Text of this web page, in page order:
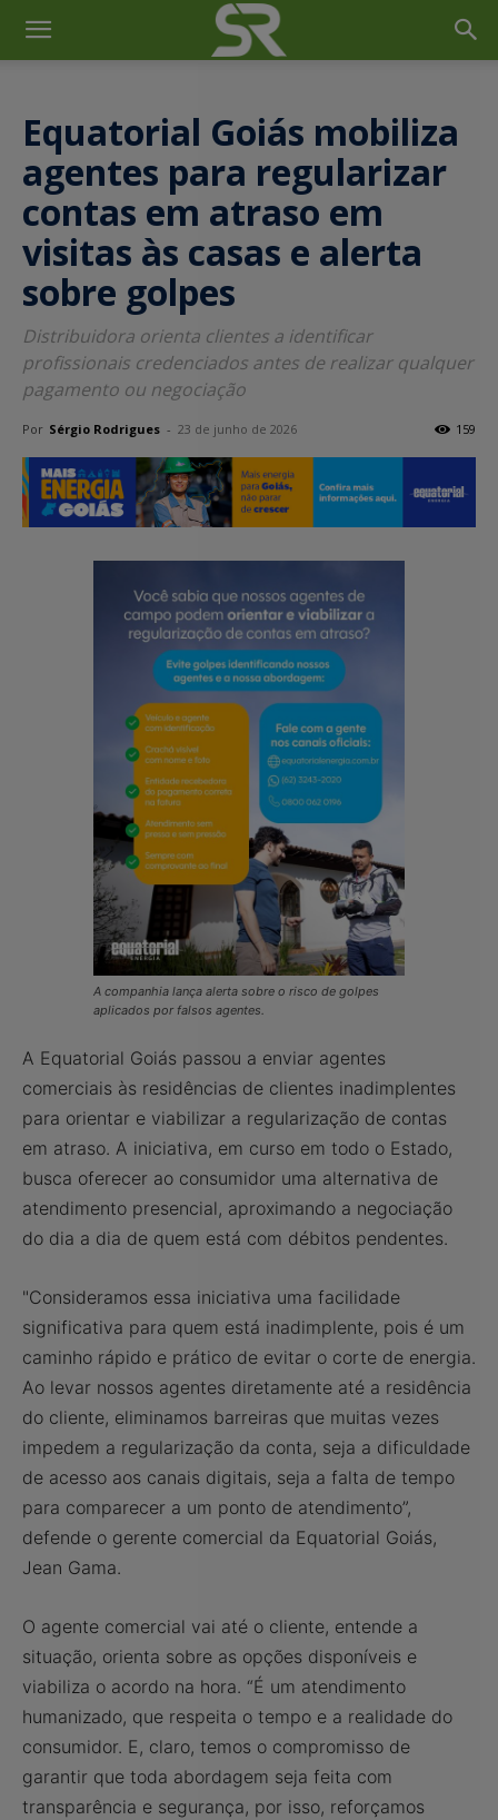
Equatorial Goiás mobiliza
agentes para regularizar
contas em atraso em
visitas às casas e alerta
sobre golpes
Distribuidora orienta clientes a identificar
profissionais credenciados antes de realizar qualquer
pagamento ou negociação
Por Sérgio Rodrigues - 23 de junho de 2026 159
A companhia lança alerta sobre o risco de golpes
aplicados por falsos agentes.
A Equatorial Goiás passou a enviar agentes
comerciais às residências de clientes inadimplentes
para orientar e viabilizar a regularização de contas
em atraso. A iniciativa, em curso em todo o Estado,
busca oferecer ao consumidor uma alternativa de
atendimento presencial, aproximando a negociação
do dia a dia de quem está com débitos pendentes.
"Consideramos essa iniciativa uma facilidade
significativa para quem está inadimplente, pois é um
caminho rápido e prático de evitar o corte de energia.
Ao levar nossos agentes diretamente até a residência
do cliente, eliminamos barreiras que muitas vezes
impedem a regularização da conta, seja a dificuldade
de acesso aos canais digitais, seja a falta de tempo
para comparecer a um ponto de atendimento”,
defende o gerente comercial da Equatorial Goiás,
Jean Gama.
O agente comercial vai até o cliente, entende a
situação, orienta sobre as opções disponíveis e
viabiliza o acordo na hora. “É um atendimento
humanizado, que respeita o tempo e a realidade do
consumidor. E, claro, temos o compromisso de
garantir que toda abordagem seja feita com
transparência e segurança, por isso, reforçamos